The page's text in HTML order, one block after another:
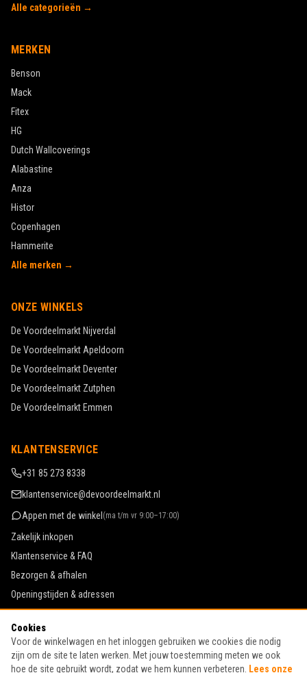
Alle categorieën →
MERKEN
Benson
Mack
Fitex
HG
Dutch Wallcoverings
Alabastine
Anza
Histor
Copenhagen
Hammerite
Alle merken →
ONZE WINKELS
De Voordeelmarkt Nijverdal
De Voordeelmarkt Apeldoorn
De Voordeelmarkt Deventer
De Voordeelmarkt Zutphen
De Voordeelmarkt Emmen
KLANTENSERVICE
+31 85 273 8338
klantenservice@devoordeelmarkt.nl
Appen met de winkel (ma t/m vr 9:00–17:00)
Zakelijk inkopen
Klantenservice & FAQ
Bezorgen & afhalen
Openingstijden & adressen
Werken bij De Voordeelmarkt
Algemene voorwaarden
Privacy & cookies
Cookies
Voor de winkelwagen en het inloggen gebruiken we cookies die nodig
zijn om de site te laten werken. Met jouw toestemming meten we ook
hoe de site gebruikt wordt, zodat we hem kunnen verbeteren.
Lees onze